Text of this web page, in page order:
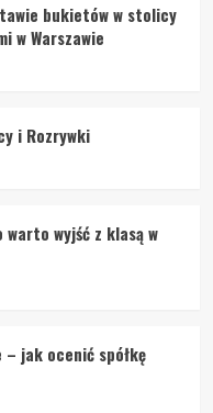
bukietów w stolicy
w Warszawie
i Rozrywki
wyjść z klasą w
jak ocenić spółkę